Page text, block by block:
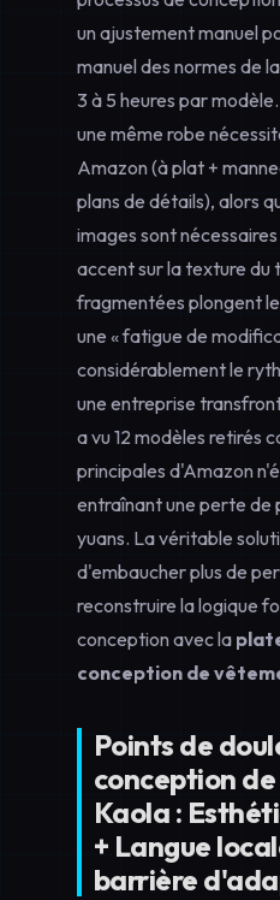
un ajustement manuel
manuel des normes de
3 à 5 heures par
une même robe
Amazon (à plat +
plans de détails), alors
images sont
accent sur la texture du
fragmentées plongent
une « fatigue de
considérablement le
une entreprise
a vu 12 modèles retirés
principales d'Amazon
entraînant une perte de
yuans. La véritable
d'embaucher plus de
reconstruire la logique
conception avec la
conception de
Points de
conception
Kaola :
+ Langue
barrière